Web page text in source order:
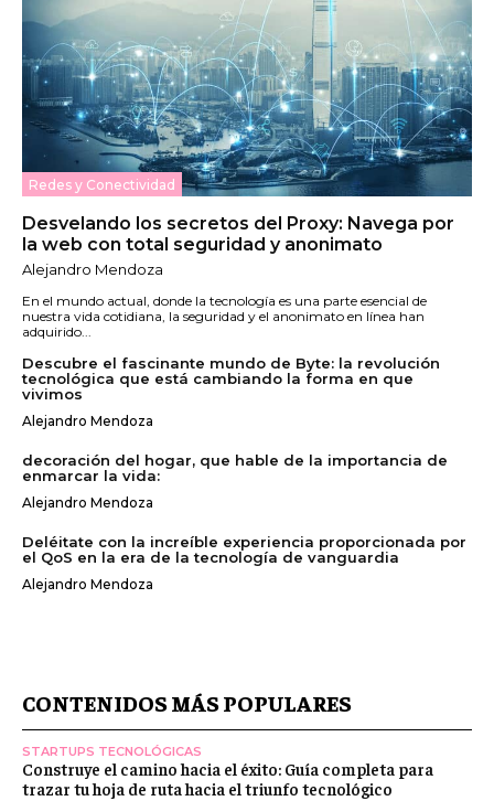
Redes y Conectividad
Desvelando los secretos del Proxy: Navega por
la web con total seguridad y anonimato
Alejandro Mendoza
En el mundo actual, donde la tecnología es una parte esencial de
nuestra vida cotidiana, la seguridad y el anonimato en línea han
adquirido...
Descubre el fascinante mundo de Byte: la revolución
tecnológica que está cambiando la forma en que
vivimos
Alejandro Mendoza
decoración del hogar, que hable de la importancia de
enmarcar la vida:
Alejandro Mendoza
Deléitate con la increíble experiencia proporcionada por
el QoS en la era de la tecnología de vanguardia
Alejandro Mendoza
CONTENIDOS MÁS POPULARES
STARTUPS TECNOLÓGICAS
Construye el camino hacia el éxito: Guía completa para
trazar tu hoja de ruta hacia el triunfo tecnológico